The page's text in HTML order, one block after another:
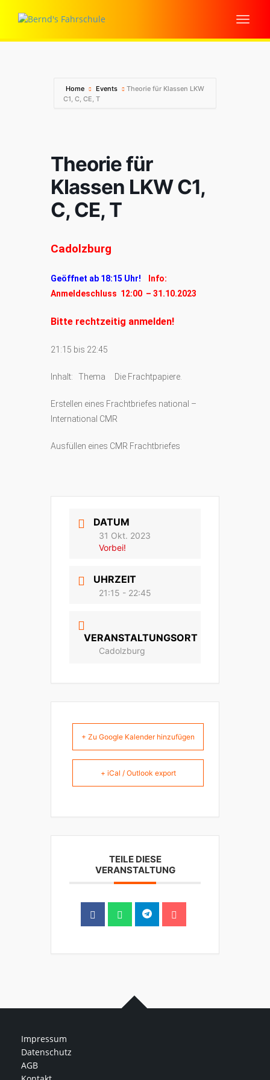
Home Events
Theorie für Klassen LKW
C1, C, CE, T
Theorie für
Klassen LKW C1,
C, CE, T
Cadolzburg
Geöffnet ab 18:15 Uhr!
Info:
Anmeldeschluss 12:00 – 31.10.2023
Bitte rechtzeitig anmelden!
21:15 bis 22:45
Inhalt: Thema Die Frachtpapiere.
Erstellen eines Frachtbriefes national –
International CMR
Ausfüllen eines CMR Frachtbriefes
DATUM
31 Okt. 2023
Vorbei!
UHRZEIT
21:15 - 22:45
VERANSTALTUNGSORT
Cadolzburg
+ Zu Google Kalender hinzufügen
+ iCal / Outlook export
TEILE DIESE
VERANSTALTUNG
Impressum
Datenschutz
AGB